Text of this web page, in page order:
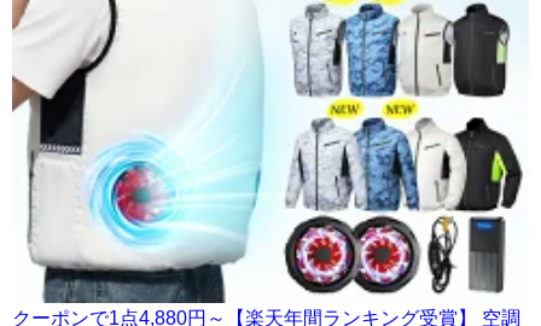
クーポンで1点4,880円～【楽天年間ランキング受賞】 空調